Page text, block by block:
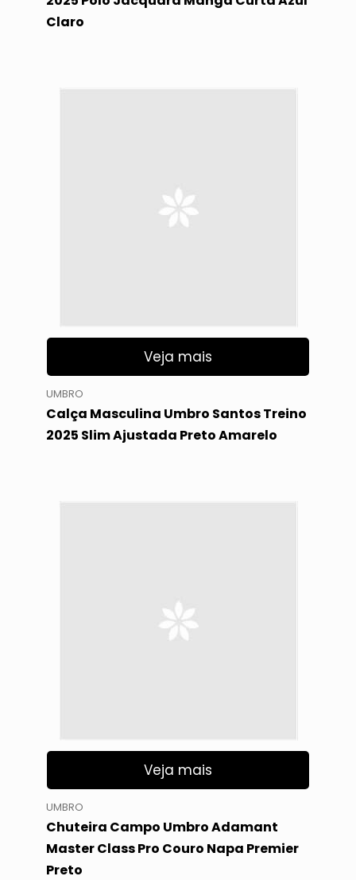
Claro
Veja mais
UMBRO
Calça Masculina Umbro Santos Treino
2025 Slim Ajustada Preto Amarelo
Veja mais
UMBRO
Chuteira Campo Umbro Adamant
Master Class Pro Couro Napa Premier
Preto